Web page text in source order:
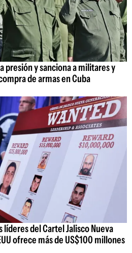
presión y sanciona a militares y
de armas en Cuba
del Cartel Jalisco Nueva
ofrece más de US$100 millones